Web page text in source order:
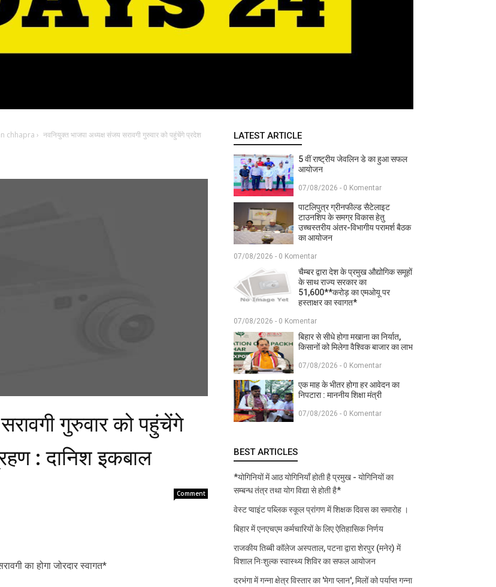
chhapra › नवनियुक्त भाजपा अध्यक्ष संजय सरावगी गुरुवार को पहुंचेंगे प्रदेश
गुरुवार को पहुंचेंगे
: दानिश इकबाल
Comment
का होगा जोरदार स्वागत*
LATEST ARTICLE
5 वीं राष्ट्रीय जेवलिन डे का हुआ सफल
आयोजन
07/08/2026 - 0 Komentar
पाटलिपुत्र ग्रीनफील्ड सैटेलाइट
टाउनशिप के समग्र विकास हेतु
उच्चस्तरीय अंतर-विभागीय परामर्श बैठक
का आयोजन
07/08/2026 - 0 Komentar
चैम्बर द्वारा देश के प्रमुख औद्योगिक समूहों
के साथ राज्य सरकार का
51,600**करोड़ का एमओयू पर
हस्ताक्षर का स्वागत*
07/08/2026 - 0 Komentar
बिहार से सीधे होगा मखाना का निर्यात,
किसानों को मिलेगा वैश्विक बाजार का लाभ
07/08/2026 - 0 Komentar
एक माह के भीतर होगा हर आवेदन का
निपटारा : माननीय शिक्षा मंत्री
07/08/2026 - 0 Komentar
BEST ARTICLES
*योगिनियों में आठ योगिनियाँ होती है प्रमुख - योगिनियों का
सम्बन्ध तंत्र तथा योग विद्या से होती है*
वेस्ट प्वाइंट पब्लिक स्कूल प्रांगण में शिक्षक दिवस का समारोह ।
बिहार में एनएचएम कर्मचारियों के लिए ऐतिहासिक निर्णय
राजकीय तिब्बी कॉलेज अस्पताल, पटना द्वारा शेरपुर (मनेर) में
विशाल निःशुल्क स्वास्थ्य शिविर का सफल आयोजन
दरभंगा में गन्ना क्षेत्र विस्तार का 'मेगा प्लान', मिलों को पर्याप्त गन्ना